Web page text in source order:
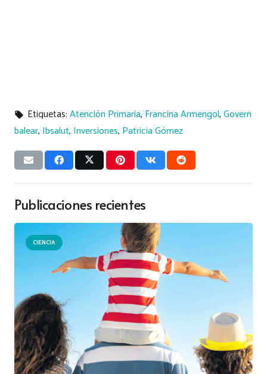
local_offer Etiquetas:Atención Primaria, Francina Armengol,Govern
balear, Ibsalut, Inversiones, Patricia Gómez
Publicaciones recientes
CIENCIA